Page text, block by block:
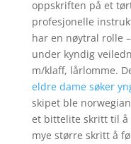
oppskriften på et
profesjonelle
har en nøytral rolle
under kyndig
m/klaff, lårlomme.
eldre dame søker
skipet ble
et bittelite skritt til å
mye større skritt å